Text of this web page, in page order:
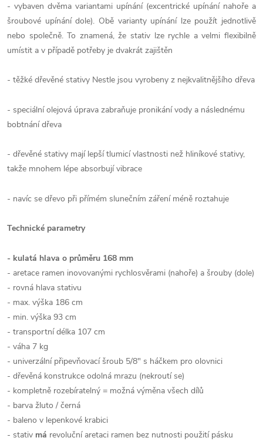
- vybaven dvěma variantami upínání (excentrické upínání nahoře a
šroubové upínání dole). Obě varianty upínání lze použít jednotlivě
nebo společně. To znamená, že stativ lze rychle a velmi flexibilně
umístit a v případě potřeby je dvakrát zajištěn
- těžké dřevěné stativy Nestle jsou vyrobeny z nejkvalitnějšího dřeva
- speciální olejová úprava zabraňuje pronikání vody a následnému
bobtnání dřeva
- dřevěné stativy mají lepší tlumicí vlastnosti než hliníkové stativy,
takže mnohem lépe absorbují vibrace
- navíc se dřevo při přímém slunečním záření méně roztahuje
Technické parametry
- kulatá hlava o průměru 168 mm
- aretace ramen inovovanými rychlosvěrami (nahoře) a šrouby (dole)
- rovná hlava stativu
- max. výška 186 cm
- min. výška 93 cm
- transportní délka 107 cm
- váha 7 kg
- univerzální připevňovací šroub 5/8" s háčkem pro olovnici
- dřevěná konstrukce odolná mrazu (nekroutí se)
- kompletně rozebíratelný = možná výměna všech dílů
- barva žluto / černá
- baleno v lepenkové krabici
- stativ má revoluční aretaci ramen bez nutnosti použití pásku